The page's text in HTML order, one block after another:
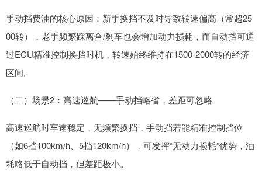
手动挡费油的核心原因：新手换挡不及时导致转速偏高（常超25
00转），老手频繁踩离合/刹车也会增加动力损耗，而自动挡可通
过ECU精准控制换挡时机，转速始终维持在1500-2000转的经济
区间。
（二）场景2：高速巡航——手动挡略省，差距可忽略
高速巡航时车速稳定，无频繁换挡，手动挡若能精准控制挡位
（如6挡100km/h、5挡120km/h），可发挥“无动力损耗”优势，油
耗略低于自动挡，但差距极小。